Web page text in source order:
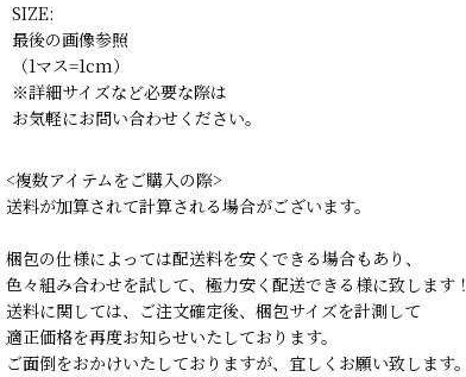
SIZE:
最後の画像参照
（1マス=1cm）
※詳細サイズなど必要な際は
お気軽にお問い合わせください。
<複数アイテムをご購入の際>
送料が加算されて計算される場合がございます。
梱包の仕様によっては配送料を安くできる場合もあり、
色々組み合わせを試して、極力安く配送できる様に致します！
送料に関しては、ご注文確定後、梱包サイズを計測して
適正価格を再度お知らせいたしております。
ご面倒をおかけいたしておりますが、宜しくお願い致します。